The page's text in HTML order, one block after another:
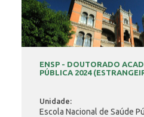
ENSP - DOUTORADO
PÚBLICA 2024
Unidade:
Escola Nacional de Saúde